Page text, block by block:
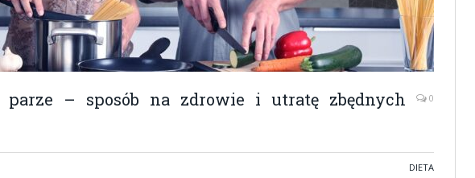
parze – sposób na zdrowie i utratę zbędnych
0
DIETA